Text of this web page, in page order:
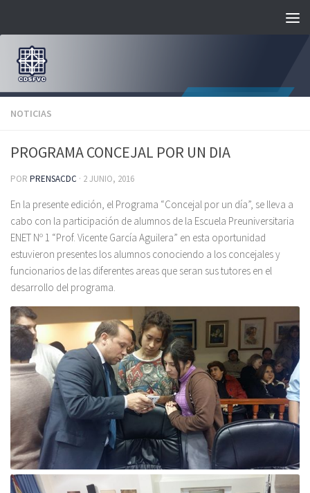
NOTICIAS
PROGRAMA CONCEJAL POR UN DIA
POR PRENSACDC · 2 JUNIO, 2016
En la presente edición, el Programa “Concejal por un día”, se lleva a
cabo con la participación de alumnos de la Escuela Preuniversitaria
ENET Nº 1 “Prof. Vicente García Aguilera” en esta oportunidad
estuvieron presentes los alumnos conociendo a los concejales y
funcionarios de las diferentes areas que seran sus tutores en el
desarrollo del programa.